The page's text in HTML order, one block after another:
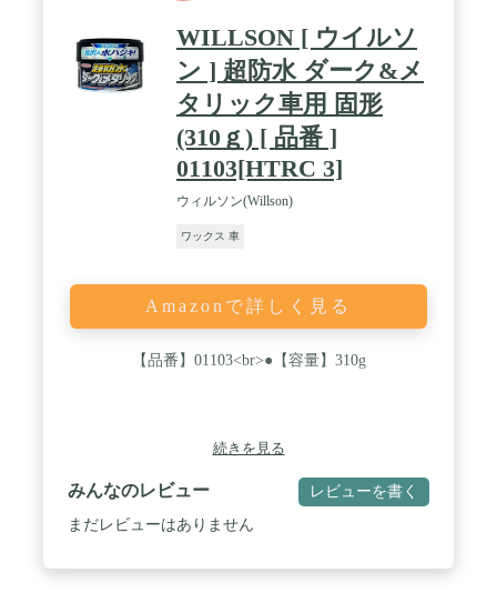
WILLSON [ ウイルソ
ン ] 超防水 ダーク&メ
タリック車用 固形
(310ｇ) [ 品番 ]
01103[HTRC 3]
ウィルソン(Willson)
ワックス 車
Amazonで詳しく見る
【品番】01103<br>●【容量】310g
続きを見る
みんなのレビュー レビューを書く
まだレビューはありません